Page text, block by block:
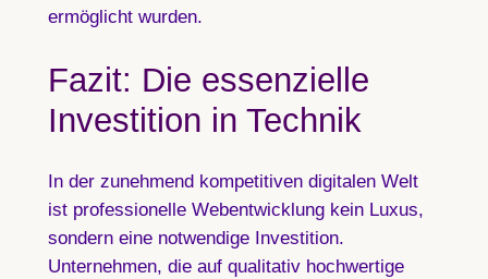
ermöglicht wurden.
Fazit: Die essenzielle
Investition in Technik
In der zunehmend kompetitiven digitalen Welt
ist professionelle Webentwicklung kein Luxus,
sondern eine notwendige Investition.
Unternehmen, die auf qualitativ hochwertige